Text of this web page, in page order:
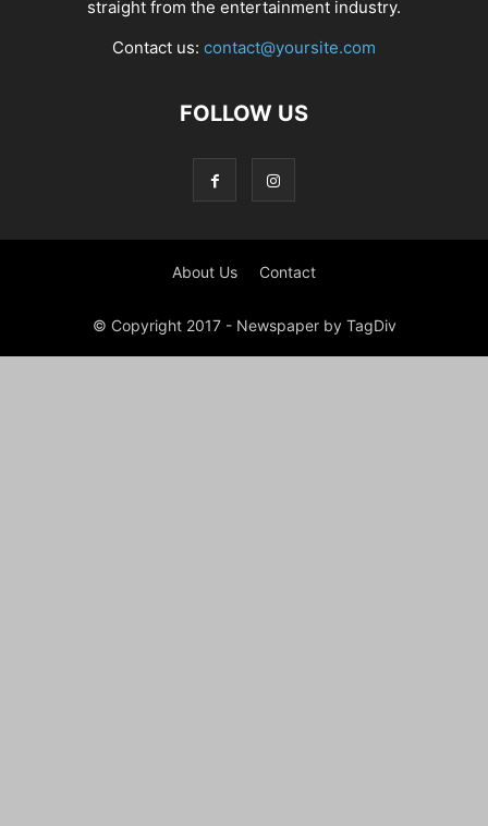
straight from the entertainment industry.
Contact us: contact@yoursite.com
FOLLOW US
About Us Contact
© Copyright 2017 - Newspaper by TagDiv